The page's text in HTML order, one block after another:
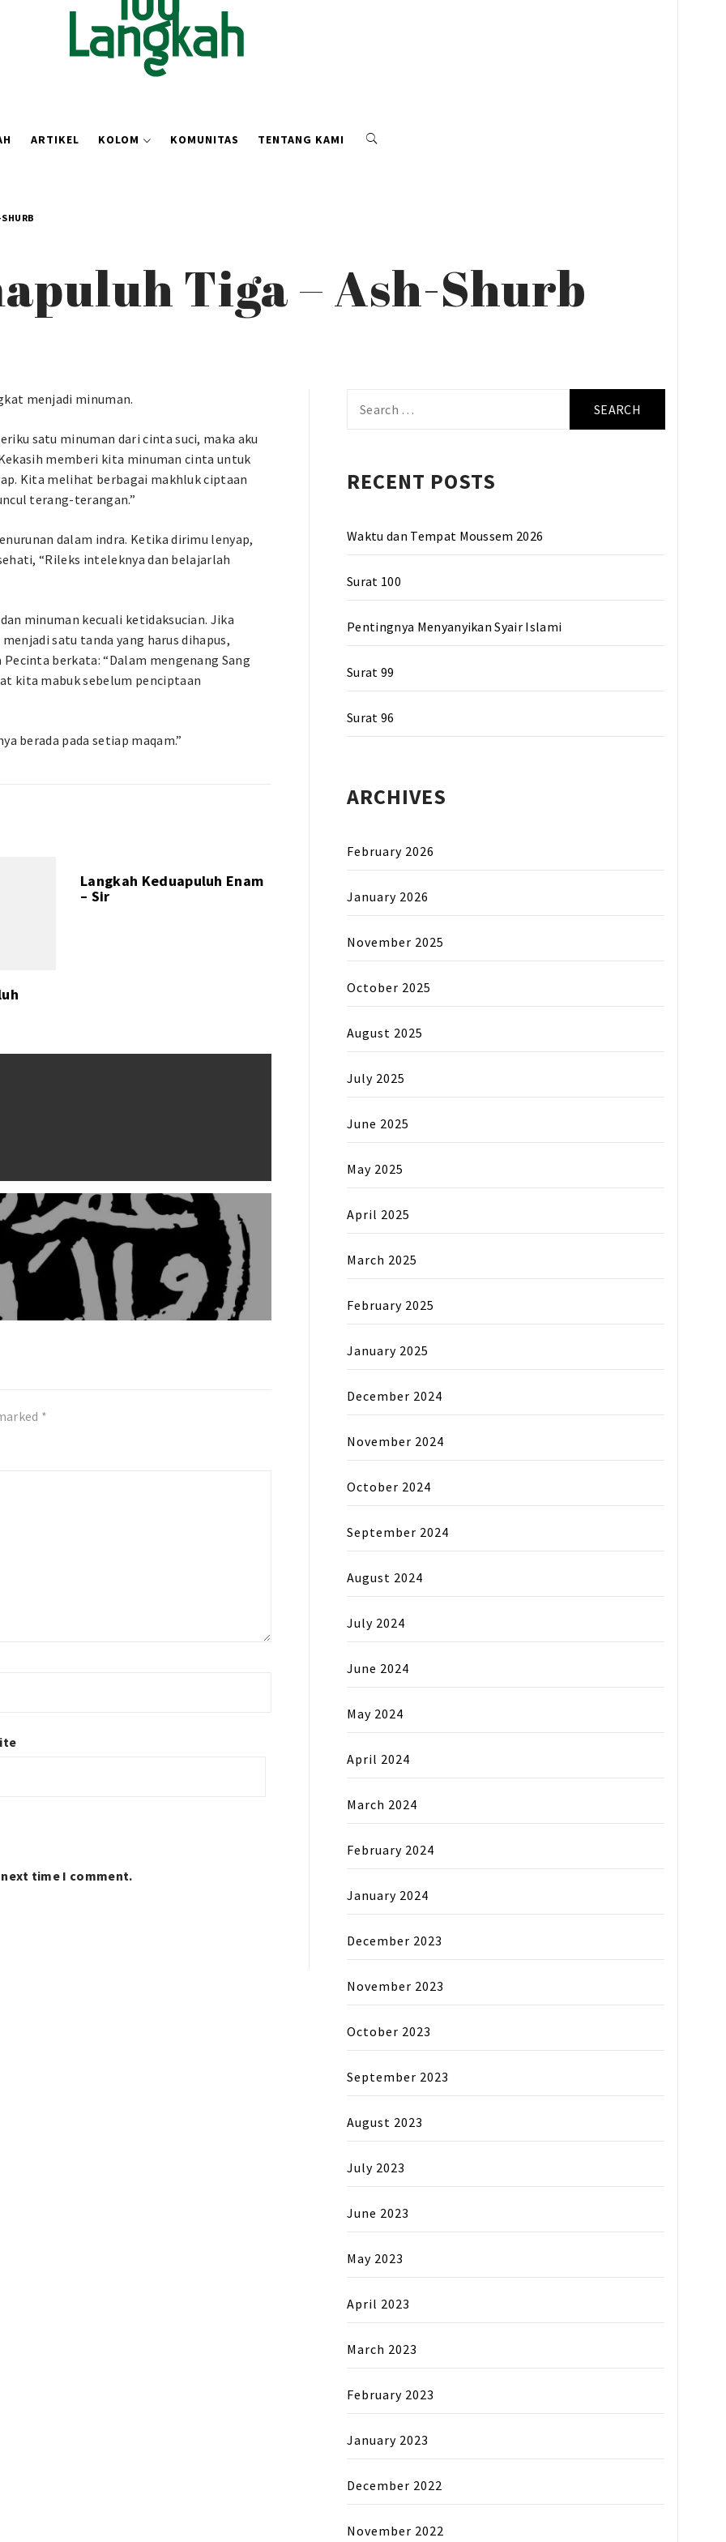
ARTIKEL KOLOM KOMUNITAS TENTANG KAMI
Tiga – Ash-Shurb
menjadi minuman.
satu minuman dari cinta suci, maka aku
memberi kita minuman cinta untuk
Kita melihat berbagai makhluk ciptaan
terang-terangan.”
dalam indra. Ketika dirimu lenyap,
“Rileks inteleknya dan belajarlah
minuman kecuali ketidaksucian. Jika
satu tanda yang harus dihapus,
berkata: “Dalam mengenang Sang
kita mabuk sebelum penciptaan
berada pada setiap maqam.”
Langkah Keduapuluh Enam
– Sir
*
time I comment.
for:
RECENT POSTS
Waktu dan Tempat Moussem 2026
Surat 100
Pentingnya Menyanyikan Syair Islami
Surat 99
Surat 96
ARCHIVES
February 2026
January 2026
November 2025
October 2025
August 2025
July 2025
June 2025
May 2025
April 2025
March 2025
February 2025
January 2025
December 2024
November 2024
October 2024
September 2024
August 2024
July 2024
June 2024
May 2024
April 2024
March 2024
February 2024
January 2024
December 2023
November 2023
October 2023
September 2023
August 2023
July 2023
June 2023
May 2023
April 2023
March 2023
February 2023
January 2023
December 2022
November 2022